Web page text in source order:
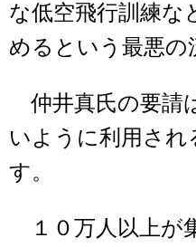
な低空飛行訓練な
めるという最悪の
仲井真氏の要請
いように利用され
す。
１０万人以上が